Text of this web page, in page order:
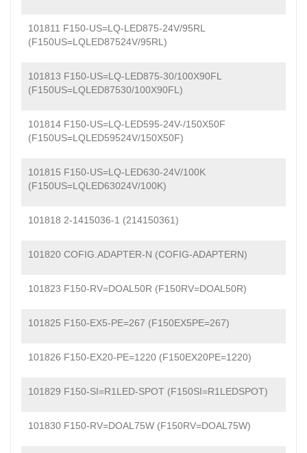
101811 F150-US=LQ-LED875-24V/95RL
(F150US=LQLED87524V/95RL)
101813 F150-US=LQ-LED875-30/100X90FL
(F150US=LQLED87530/100X90FL)
101814 F150-US=LQ-LED595-24V-/150X50F
(F150US=LQLED59524V/150X50F)
101815 F150-US=LQ-LED630-24V/100K
(F150US=LQLED63024V/100K)
101818 2-1415036-1 (214150361)
101820 COFIG.ADAPTER-N (COFIG-ADAPTERN)
101823 F150-RV=DOAL50R (F150RV=DOAL50R)
101825 F150-EX5-PE=267 (F150EX5PE=267)
101826 F150-EX20-PE=1220 (F150EX20PE=1220)
101829 F150-SI=R1LED-SPOT (F150SI=R1LEDSPOT)
101830 F150-RV=DOAL75W (F150RV=DOAL75W)